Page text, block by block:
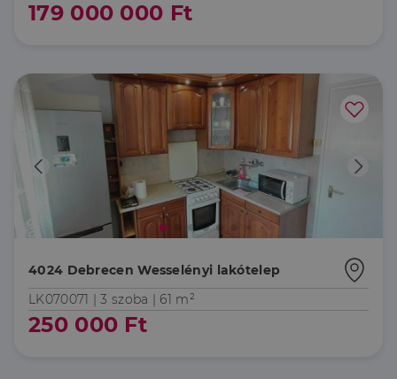
179 000 000 Ft
4024 Debrecen Wesselényi lakótelep
LK070071 |3 szoba | 61 m²
250 000 Ft
bejelentkezést és a fiókkezelést. A weboldal nem
Név
Szolgáltató/
Domain
Lejárat Leírás
li_gc
Corporation
.linkedin.com
4 hét
A cookie-k nem
történő
felhasználásához
hozzájárulás
tárolására
szolgál
CookieScriptConsent
CookieScript
dh.hu
hónap
Cookie-
szolgáltatás
használja a
látogatói cookie-
beállításainak